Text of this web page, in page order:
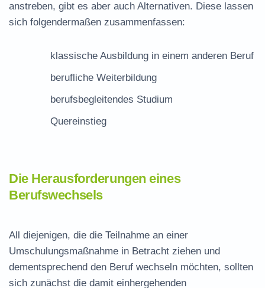
anstreben, gibt es aber auch Alternativen. Diese lassen
sich folgendermaßen zusammenfassen:
klassische Ausbildung in einem anderen Beruf
berufliche Weiterbildung
berufsbegleitendes Studium
Quereinstieg
Die Herausforderungen eines
Berufswechsels
All diejenigen, die die Teilnahme an einer
Umschulungsmaßnahme in Betracht ziehen und
dementsprechend den Beruf wechseln möchten, sollten
sich zunächst die damit einhergehenden